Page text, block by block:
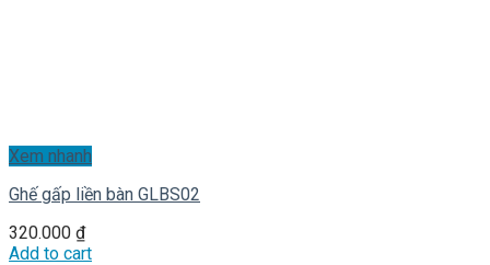
Xem nhanh
Ghế gấp liền bàn GLBS02
320.000 ₫
Add to cart